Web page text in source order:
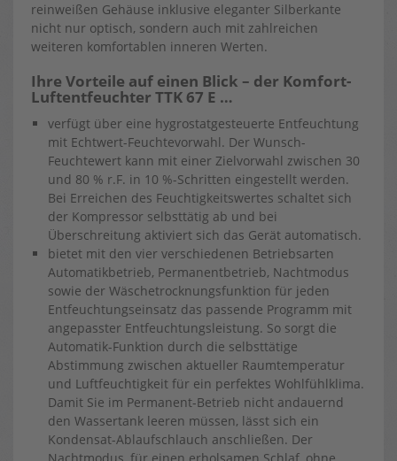
reinweißen Gehäuse inklusive eleganter Silberkante
nicht nur optisch, sondern auch mit zahlreichen
weiteren komfortablen inneren Werten.
Ihre Vorteile auf einen Blick – der Komfort-
Luftentfeuchter TTK 67 E …
verfügt über eine hygrostatgesteuerte Entfeuchtung
mit Echtwert-Feuchtevorwahl. Der Wunsch-
Feuchtewert kann mit einer Zielvorwahl zwischen 30
und 80 % r.F. in 10 %-Schritten eingestellt werden.
Bei Erreichen des Feuchtigkeitswertes schaltet sich
der Kompressor selbsttätig ab und bei
Überschreitung aktiviert sich das Gerät automatisch.
bietet mit den vier verschiedenen Betriebsarten
Automatikbetrieb, Permanentbetrieb, Nachtmodus
sowie der Wäschetrocknungsfunktion für jeden
Entfeuchtungseinsatz das passende Programm mit
angepasster Entfeuchtungsleistung. So sorgt die
Automatik-Funktion durch die selbsttätige
Abstimmung zwischen aktueller Raumtemperatur
und Luftfeuchtigkeit für ein perfektes Wohlfühlklima.
Damit Sie im Permanent-Betrieb nicht andauernd
den Wassertank leeren müssen, lässt sich ein
Kondensat-Ablaufschlauch anschließen. Der